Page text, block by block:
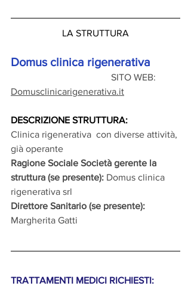
LA STRUTTURA
Domus clinica rigenerativa
                                          SITO WEB:
Domusclinicarigenerativa.it
DESCRIZIONE STRUTTURA:
Clinica rigenerativa  con diverse attività,
già operante
Ragione Sociale Società gerente la
struttura (se presente): Domus clinica
rigenerativa srl
Direttore Sanitario (se presente):
Margherita Gatti
TRATTAMENTI MEDICI RICHIESTI: